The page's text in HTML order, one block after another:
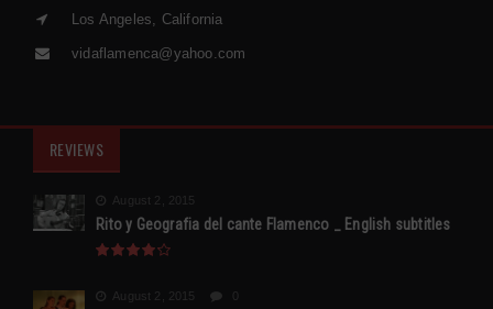
Los Angeles, California
vidaflamenca@yahoo.com
REVIEWS
August 2, 2015
Rito y Geografia del cante Flamenco _ English subtitles
August 2, 2015